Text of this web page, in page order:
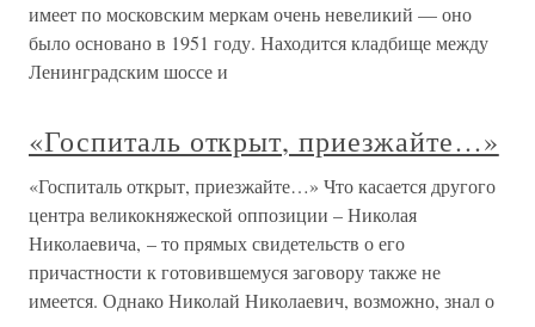
имеет по московским меркам очень невеликий — оно
было основано в 1951 году. Находится кладбище между
Ленинградским шоссе и
«Госпиталь открыт, приезжайте…»
«Госпиталь открыт, приезжайте…» Что касается другого
центра великокняжеской оппозиции – Николая
Николаевича, – то прямых свидетельств о его
причастности к готовившемуся заговору также не
имеется. Однако Николай Николаевич, возможно, знал о